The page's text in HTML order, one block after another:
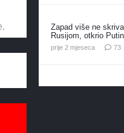
Zapad više ne
Rusijom, otkrio Putin
prije 2 mjeseca 73